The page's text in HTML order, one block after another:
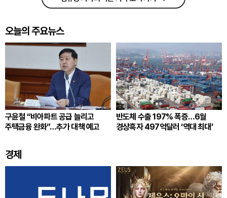
오늘의 주요뉴스
구윤철 “비아파트 공급 늘리고
주택금융 완화”…추가 대책 예고
반도체 수출 197% 폭증…6월
경상흑자 497억달러 ‘역대 최대’
경제